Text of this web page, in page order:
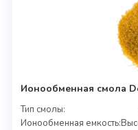
Ионообменная смола
Тип смолы:
Ионообменная емкость: